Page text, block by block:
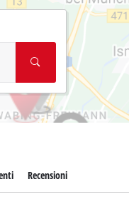
Recensioni